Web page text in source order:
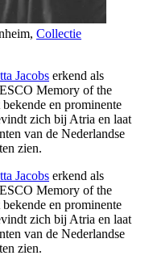
Collectie
Jacobs erkend als
Memory of the
en prominente
zich bij Atria en laat
van de Nederlandse
zien.
Jacobs erkend als
Memory of the
en prominente
zich bij Atria en laat
van de Nederlandse
zien.